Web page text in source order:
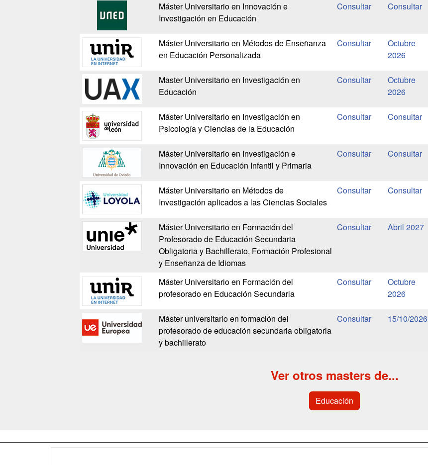
Máster Universitario en Innovación e
Investigación en Educación
Máster Universitario en Métodos de Enseñanza
en Educación Personalizada
Octubre
2026
Master Universitario en Investigación en
Educación
Octubre
2026
Máster Universitario en Investigación en
Psicología y Ciencias de la Educación
Máster Universitario en Investigación e
Innovación en Educación Infantil y Primaria
Máster Universitario en Métodos de
Investigación aplicados a las Ciencias Sociales
Máster Universitario en Formación del
Profesorado de Educación Secundaria
Obligatoria y Bachillerato, Formación Profesional
y Enseñanza de Idiomas
Abril 2027
Máster Universitario en Formación del
profesorado en Educación Secundaria
Octubre
2026
Máster universitario en formación del
profesorado de educación secundaria obligatoria
y bachillerato
15/10/2026
Ver otros masters de...
Educación